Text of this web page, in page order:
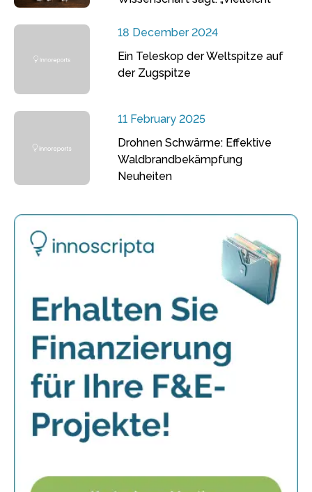
18 December 2024
Ein Teleskop der Weltspitze auf
der Zugspitze
11 February 2025
Drohnen Schwärme: Effektive
Waldbrandbekämpfung
Neuheiten